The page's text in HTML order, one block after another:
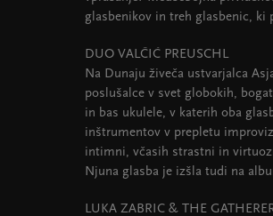
glasbenikov in treh glasbenic,
DUO VALČIĆ PREUSCHL
Na Dunaju živeča ustvarjalca
poslušalce v svet globokih,
in bas ukulele, v katerih oba
inštrumentov v prepletu
intimni, včasih strastni in
Njuna glasba je izšla tudi na
LUKA ZABRIC & THE